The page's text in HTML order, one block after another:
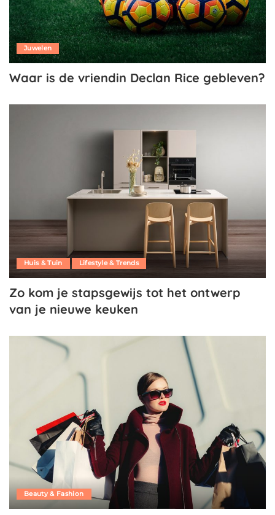
Juwelen
Waar is de vriendin Declan Rice gebleven?
Huis & Tuin Lifestyle & Trends
Zo kom je stapsgewijs tot het ontwerp
van je nieuwe keuken
Beauty & Fashion